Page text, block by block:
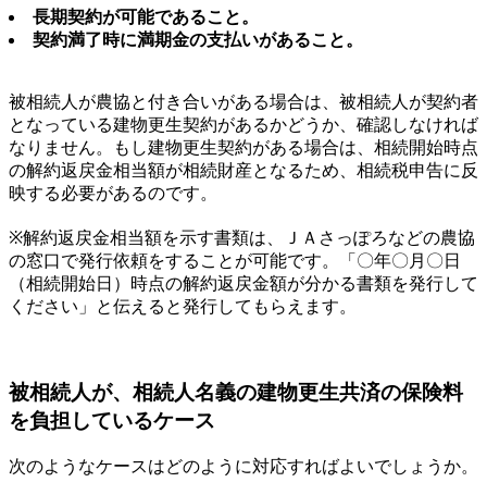
長期契約が可能であること。
契約満了時に満期金の支払いがあること。
被相続人が農協と付き合いがある場合は、被相続人が契約者
となっている建物更生契約があるかどうか、確認しなければ
なりません。もし建物更生契約がある場合は、相続開始時点
の解約返戻金相当額が相続財産となるため、相続税申告に反
映する必要があるのです。
※解約返戻金相当額を示す書類は、ＪＡさっぽろなどの農協
の窓口で発行依頼をすることが可能です。「〇年〇月〇日
（相続開始日）時点の解約返戻金額が分かる書類を発行して
ください」と伝えると発行してもらえます。
被相続人が、相続人名義の建物更生共済の保険料
を負担しているケース
次のようなケースはどのように対応すればよいでしょうか。